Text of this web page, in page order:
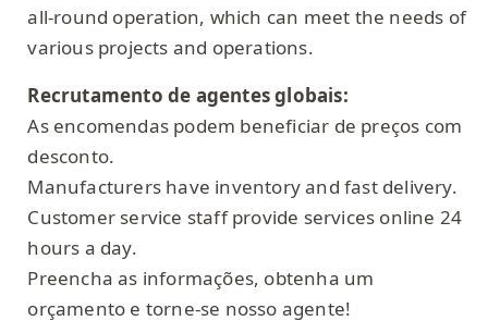
all-round operation, which can meet the needs of
various projects and operations.
Recrutamento de agentes globais:
As encomendas podem beneficiar de preços com
desconto.
Manufacturers have inventory and fast delivery.
Customer service staff provide services online 24
hours a day.
Preencha as informações, obtenha um
orçamento e torne-se nosso agente!